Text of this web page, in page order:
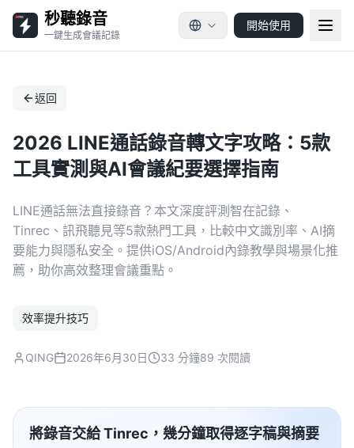
秒聽錄音
一鍵生成會議記錄
開始使用
返回
2026 LINE通話錄音轉文字攻略：5款
工具實測與AI會議紀要選擇指南
LINE通話無法直接錄音？本文深度評測智在記錄、
Tinrec、訊飛聽見等5款熱門工具，比較中文識別率、AI摘
要能力與隱私安全。提供iOS/Android內錄教學與場景化推
薦，助你高效整理會議重點。
效率提升技巧
QING 2026年6月30日 33 分鐘89 次閱讀
將錄音交給 Tinrec，幾分鐘取得逐字稿與摘要